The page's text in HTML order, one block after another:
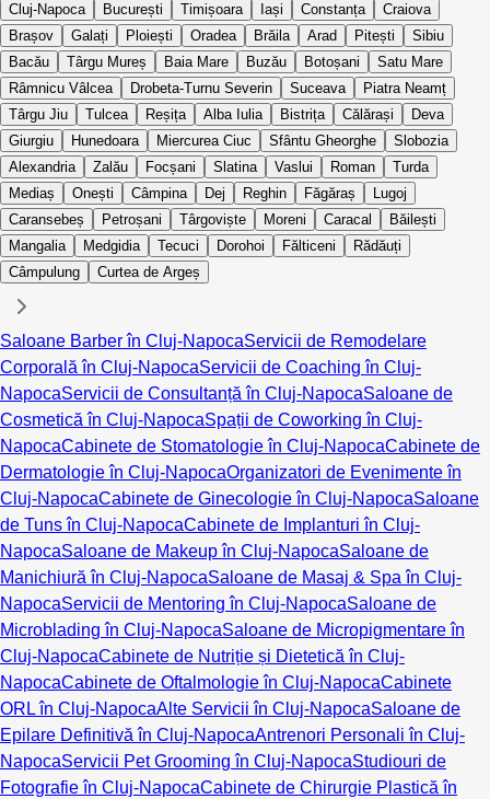
Cluj-Napoca București Timișoara Iași Constanța
Craiova
Brașov
Galați Ploiești Oradea Brăila Arad Pitești
Sibiu
Bacău
Târgu Mureș Baia Mare Buzău Botoșani
Satu Mare
Râmnicu Vâlcea
Drobeta-Turnu Severin Suceava
Piatra Neamț
Târgu Jiu
Tulcea Reșița Alba Iulia Bistrița Călărași
Deva
Giurgiu
Hunedoara Miercurea Ciuc Sfântu Gheorghe
Slobozia
Alexandria
Zalău Focșani Slatina Vaslui Roman
Turda
Mediaș
Onești Câmpina Dej Reghin Făgăraș
Lugoj
Caransebeș
Petroșani Târgoviște Moreni Caracal
Băilești
Mangalia
Medgidia Tecuci Dorohoi Fălticeni
Rădăuți
Câmpulung
Curtea de Argeș
Saloane Barber în Cluj-NapocaServicii de Remodelare
Corporală în Cluj-NapocaServicii de Coaching în Cluj-
NapocaServicii de Consultanță în Cluj-NapocaSaloane de
Cosmetică în Cluj-NapocaSpații de Coworking în Cluj-
NapocaCabinete de Stomatologie în Cluj-NapocaCabinete de
Dermatologie în Cluj-NapocaOrganizatori de Evenimente în
Cluj-NapocaCabinete de Ginecologie în Cluj-NapocaSaloane
de Tuns în Cluj-NapocaCabinete de Implanturi în Cluj-
NapocaSaloane de Makeup în Cluj-NapocaSaloane de
Manichiură în Cluj-NapocaSaloane de Masaj & Spa în Cluj-
NapocaServicii de Mentoring în Cluj-NapocaSaloane de
Microblading în Cluj-NapocaSaloane de Micropigmentare în
Cluj-NapocaCabinete de Nutriție și Dietetică în Cluj-
NapocaCabinete de Oftalmologie în Cluj-NapocaCabinete
ORL în Cluj-NapocaAlte Servicii în Cluj-NapocaSaloane de
Epilare Definitivă în Cluj-NapocaAntrenori Personali în Cluj-
NapocaServicii Pet Grooming în Cluj-NapocaStudiouri de
Fotografie în Cluj-NapocaCabinete de Chirurgie Plastică în